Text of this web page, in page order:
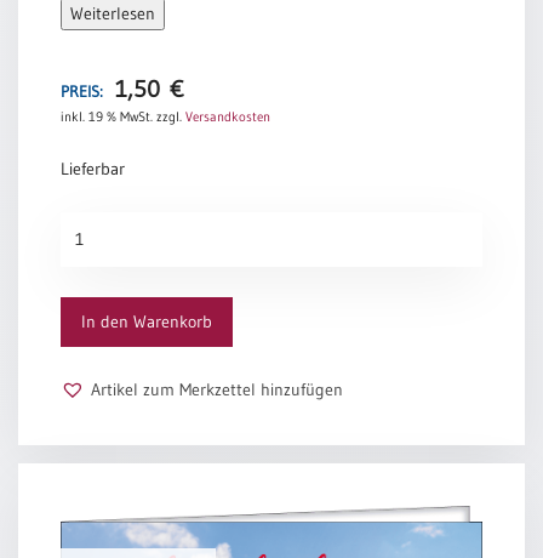
Weiterlesen
PREIS: 1,50 €
inkl. 19 % MwSt. zzgl. Versandkosten
Lieferbar
2027
Brücke
Menge
In den Warenkorb
Artikel zum Merkzettel hinzufügen